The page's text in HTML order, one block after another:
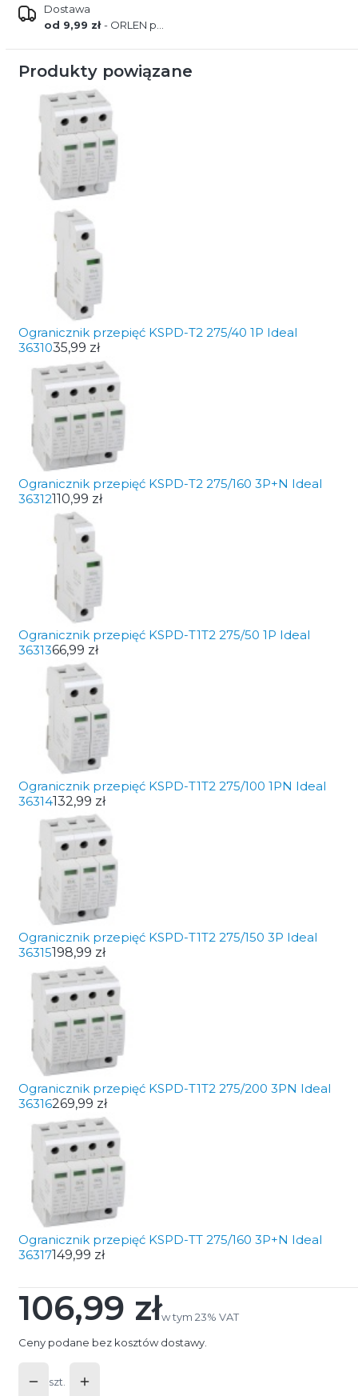
Dostawa
od 9,99 zł- ORLEN paczka
Produkty powiązane
Ogranicznik przepięć KSPD-T2 275/40 1P Ideal
3631035,99 zł
Ogranicznik przepięć KSPD-T2 275/160 3P+N Ideal
36312110,99 zł
Ogranicznik przepięć KSPD-T1T2 275/50 1P Ideal
3631366,99 zł
Ogranicznik przepięć KSPD-T1T2 275/100 1PN Ideal
36314132,99 zł
Ogranicznik przepięć KSPD-T1T2 275/150 3P Ideal
36315198,99 zł
Ogranicznik przepięć KSPD-T1T2 275/200 3PN Ideal
36316269,99 zł
Ogranicznik przepięć KSPD-TT 275/160 3P+N Ideal
36317149,99 zł
Cena
106,99 złw tym 23% VAT
w tym 23% VAT
Ceny podane bez kosztów dostawy.
szt.